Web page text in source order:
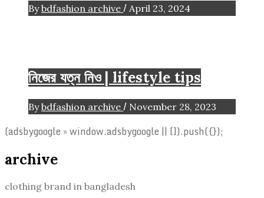
By bdfashion archive / April 23, 2024
নিজের যত্ন নিও | lifestyle tips
By bdfashion archive / November 28, 2023
(adsbygoogle = window.adsbygoogle || []).push({});
archive
clothing brand in bangladesh